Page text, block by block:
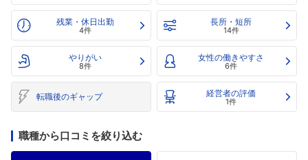
残業・休日出勤
4件
長所・短所
14件
やりがい
8件
女性の働きやすさ
6件
転職後のギャップ 経営者の評価
1件
職種から口コミを絞り込む